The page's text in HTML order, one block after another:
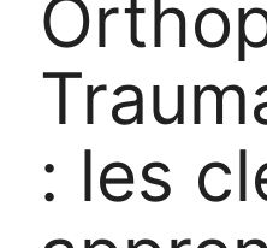
: les